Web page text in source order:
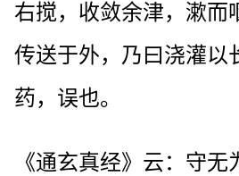
右搅，收敛余津，漱而
传送于外，乃曰浇灌以
药，误也。
《通玄真经》云：守